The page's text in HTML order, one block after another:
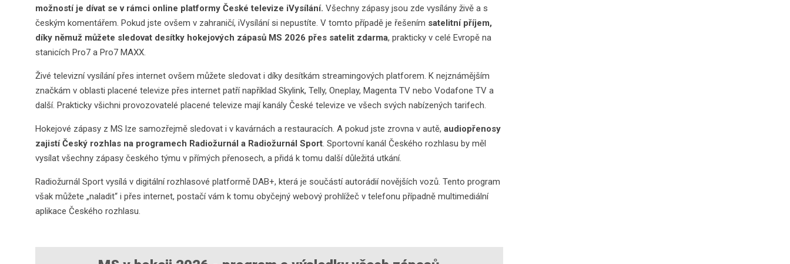
možností je dívat se v rámci online platformy České televize iVysílání. Všechny zápasy jsou zde vysílány živě a s
českým komentářem. Pokud jste ovšem v zahraničí, iVysílání si nepustíte. V tomto případě je řešením satelitní příjem,
díky němuž můžete sledovat desítky hokejových zápasů MS 2026 přes satelit zdarma, prakticky v celé Evropě na
stanicích Pro7 a Pro7 MAXX.
Živé televizní vysílání přes internet ovšem můžete sledovat i díky desítkám streamingových platforem. K nejznámějším
značkám v oblasti placené televize přes internet patří například Skylink, Telly, Oneplay, Magenta TV nebo Vodafone TV a
další. Prakticky všichni provozovatelé placené televize mají kanály České televize ve všech svých nabízených tarifech.
Hokejové zápasy z MS lze samozřejmě sledovat i v kavárnách a restauracích. A pokud jste zrovna v autě, audiopřenosy
zajistí Český rozhlas na programech Radiožurnál a Radiožurnál Sport. Sportovní kanál Českého rozhlasu by měl
vysílat všechny zápasy českého týmu v přímých přenosech, a přidá k tomu další důležitá utkání.
Radiožurnál Sport vysílá v digitální rozhlasové platformě DAB+, která je součástí autorádií novějších vozů. Tento program
však můžete „naladit“ i přes internet, postačí vám k tomu obyčejný webový prohlížeč v telefonu případně multimediální
aplikace Českého rozhlasu.